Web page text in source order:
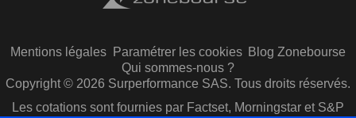
Mentions légales Paramétrer les cookies Blog Zonebourse
Qui sommes-nous ?
Copyright © 2026 Surperformance SAS. Tous droits réservés.
Les cotations sont fournies par Factset, Morningstar et S&P